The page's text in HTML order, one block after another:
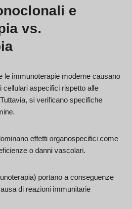
e
vs.
le immunoterapie moderne causano
cellulari aspecifici rispetto alle
si verificano specifiche
effetti organospecifici come
o danni vascolari.
portano a conseguenze
di reazioni immunitarie